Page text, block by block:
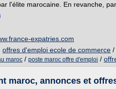
l'élite marocaine. En revanche,
expatries.com
offres d'emploi ecole de commerce /
maroc / poste maroc offre d'emploi /
maroc, annonces et